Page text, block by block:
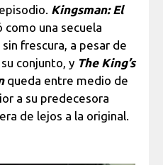
Kingsman: El
una secuela
frescura, a pesar de
conjunto, y The King’s
queda entre medio de
a su predecesora
de lejos a la original.